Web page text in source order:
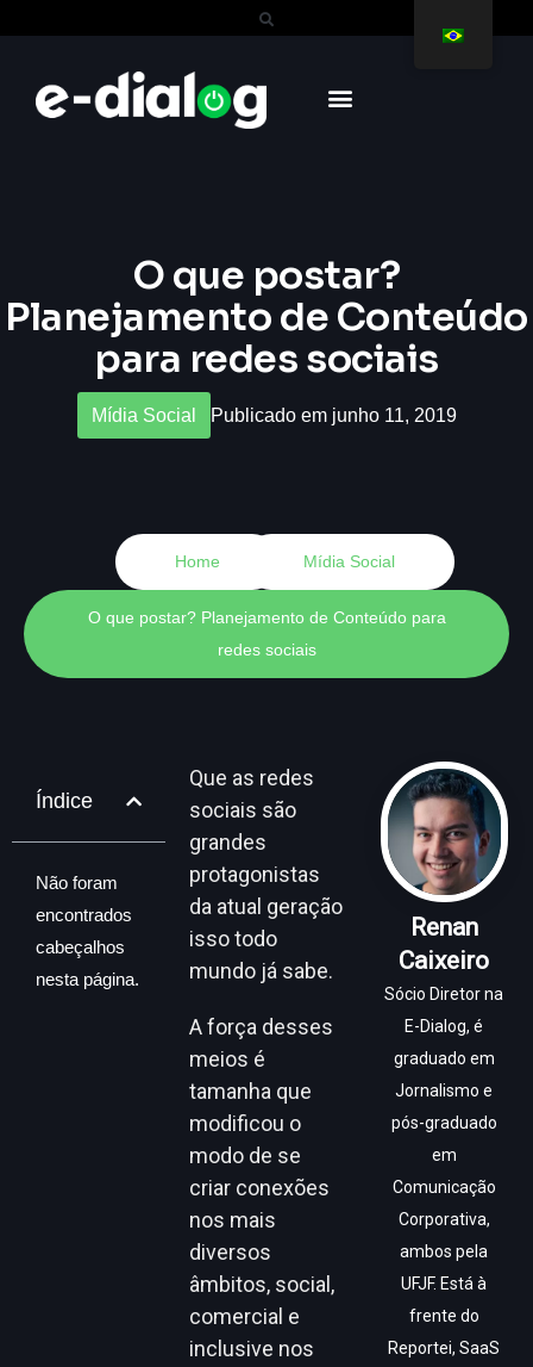
O que postar?
Planejamento de Conteúdo
para redes sociais
Mídia Social Publicado em junho 11, 2019
Home Mídia Social
O que postar? Planejamento de Conteúdo para
redes sociais
Índice
Não foram
encontrados
cabeçalhos
nesta página.
Que as redes
sociais são
grandes
protagonistas
da atual geração
isso todo
mundo já sabe.
A força desses
meios é
tamanha que
modificou o
modo de se
criar conexões
nos mais
diversos
âmbitos, social,
comercial e
inclusive nos
Renan
Caixeiro
Sócio Diretor na
E-Dialog, é
graduado em
Jornalismo e
pós-graduado
em
Comunicação
Corporativa,
ambos pela
UFJF. Está à
frente do
Reportei, SaaS